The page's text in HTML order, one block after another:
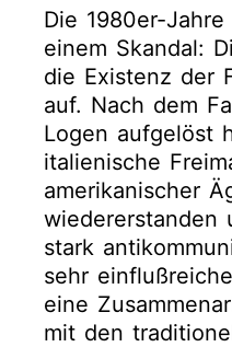
Die 1980er-
einem Skandal:
die Existenz der
auf. Nach dem
Logen aufgelöst
italienische
amerikanischer
wiedererstanden
stark
sehr
eine
mit den